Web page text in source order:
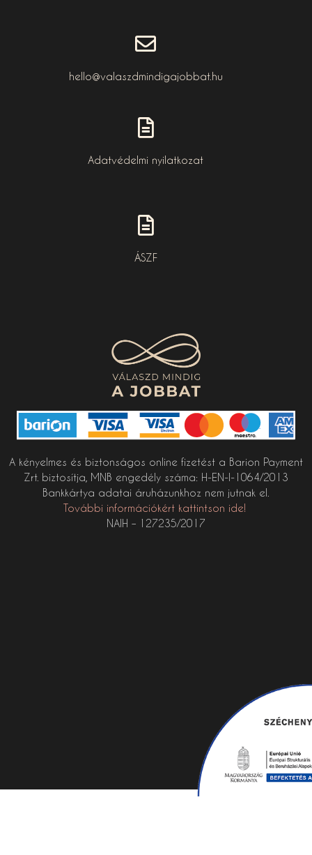
hello@valaszdmindigajobbat.hu
Adatvédelmi nyilatkozat
ÁSZF
A kényelmes és biztonságos online fizetést a Barion Payment
Zrt. biztosítja, MNB engedély száma: H-EN-I-1064/2013
Bankkártya adatai áruházunkhoz nem jutnak el.
További információkért kattintson ide!
NAIH – 127235/2017